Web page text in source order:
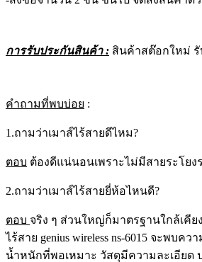
การรับประกันสินค้า : สินค้าสต๊อกใหม่ รั
คำถามที่พบบ่อย :
1.ถามว่าเมาส์ไร้สายดีไหม?
ตอบ ต้องดีแน่นอนเพราะไม่มีสายระโยง
2.ถามว่าเมาส์ไร้สายยี่ห้อไหนดี?
ตอบ จริง ๆ ส่วนใหญ่ก็มาตรฐานใกล้เคีย
ไร้สาย genius wireless ns-6015 จะพบค
น้ำหนักที่พอเหมาะ วัสดุมีความละเอียด